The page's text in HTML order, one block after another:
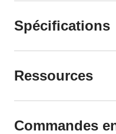
Spécifications
Ressources
Commandes